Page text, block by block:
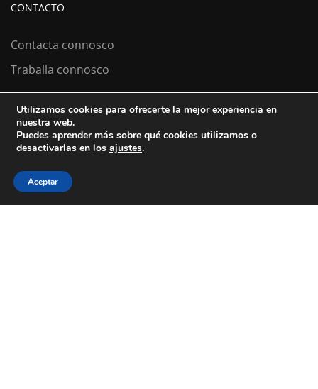
CONTACTO
Contacta connosco
Traballa connosco
Colexio La Salle Santiago
Aviso Legal
Política de cookies
Política de privacidad
Utilizamos cookies para ofrecerte la mejor experiencia en
nuestra web.
Puedes aprender más sobre qué cookies utilizamos o
desactivarlas en los ajustes.
Aceptar